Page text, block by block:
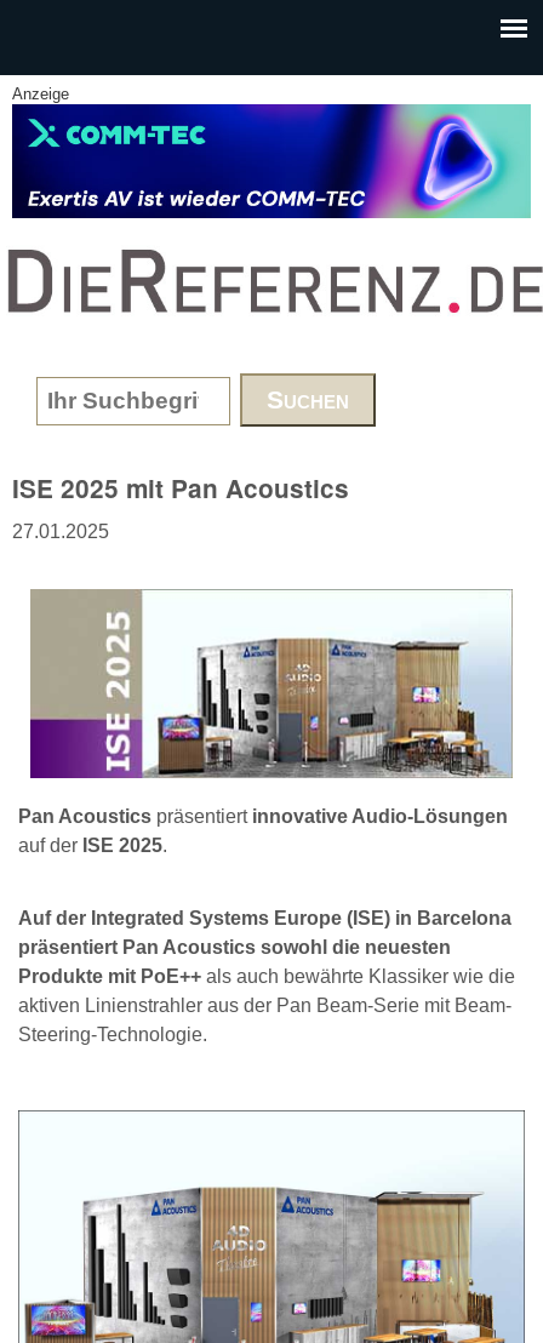
Anzeige
www.DieReferenz.de
Search form
ISE 2025 mit Pan Acoustics
27.01.2025
Pan Acoustics präsentiertinnovative Audio-Lösungen
auf der ISE 2025.
Auf der Integrated Systems Europe (ISE) in Barcelona
präsentiert Pan Acoustics sowohl die neuesten
Produkte mit PoE++ als auch bewährte Klassiker wie die
aktiven Linienstrahler aus der Pan Beam-Serie mit Beam-
Steering-Technologie.